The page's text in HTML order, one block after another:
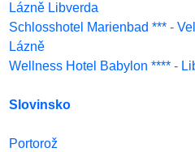
Lázně Libverda
Schlosshotel Marienbad *** -
Lázně
Wellness Hotel Babylon **** -
Slovinsko
Portorož